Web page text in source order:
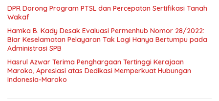
DPR Dorong Program PTSL dan Percepatan Sertifikasi Tanah
Wakaf
Hamka B. Kady Desak Evaluasi Permenhub Nomor 28/2022:
Biar Keselamatan Pelayaran Tak Lagi Hanya Bertumpu pada
Administrasi SPB
Hasrul Azwar Terima Penghargaan Tertinggi Kerajaan
Maroko, Apresiasi atas Dedikasi Memperkuat Hubungan
Indonesia-Maroko